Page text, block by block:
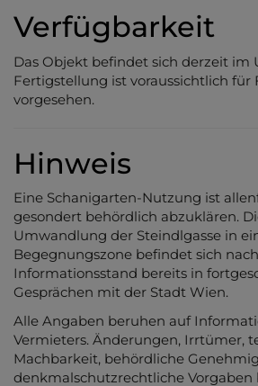
Verfügbarkeit
Das Objekt befindet sich derzeit im
Fertigstellung ist voraussichtlich für
vorgesehen.
Hinweis
Eine Schanigarten-Nutzung ist
gesondert behördlich abzuklären.
Umwandlung der Steindlgasse in
Begegnungszone befindet sich
Informationsstand bereits in
Gesprächen mit der Stadt Wien.
Alle Angaben beruhen auf
Vermieters. Änderungen, Irrtümer,
Machbarkeit, behördliche
denkmalschutzrechtliche Vorgaben